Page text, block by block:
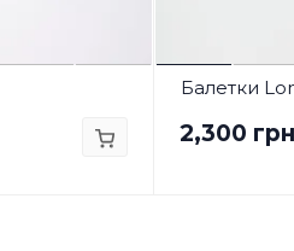
Балетки
2,300